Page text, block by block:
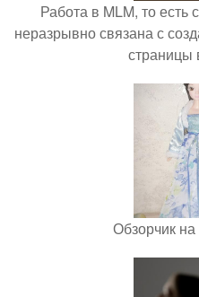
Работа в MLM, то есть
неразрывно связана с
страницы
Обзорчик